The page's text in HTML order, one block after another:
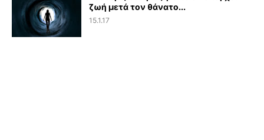
ζωή μετά τον θάνατο...
15.1.17